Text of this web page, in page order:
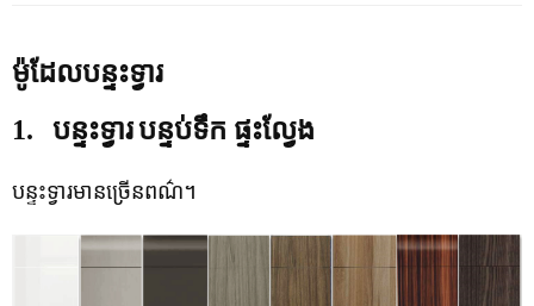
ម៉ូដែលបន្ទះទ្វារ
1.
បន្ទះទ្វារបន្ទប់ទឹក ផ្ទះល្វែង
បន្ទះទ្វារមានច្រើនពណ៌។